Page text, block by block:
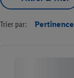
Trier par: Pertinence